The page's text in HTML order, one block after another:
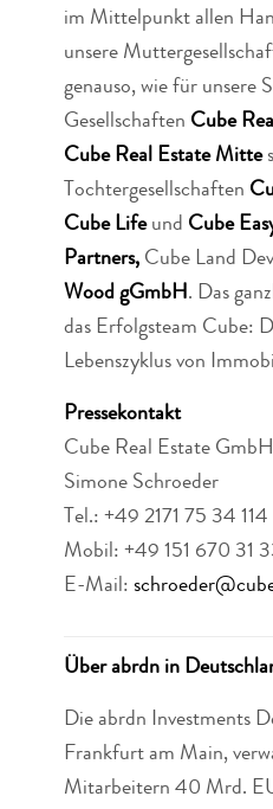
im Mittelpunkt allen
unsere
genauso, wie für unsere
Gesellschaften Cube
Cube Real Estate Mitte
Tochtergesellschaften
Cube Life und Cube
Partners, Cube Land
Wood gGmbH. Das
das Erfolgsteam Cube:
Lebenszyklus von
Pressekontakt
Cube Real Estate GmbH
Simone Schroeder
Tel.: +49 2171 75 34 114
Mobil: +49 151 670 31
E-Mail:
Über abrdn in
Die abrdn Investments
Frankfurt am Main,
Mitarbeitern 40 Mrd.